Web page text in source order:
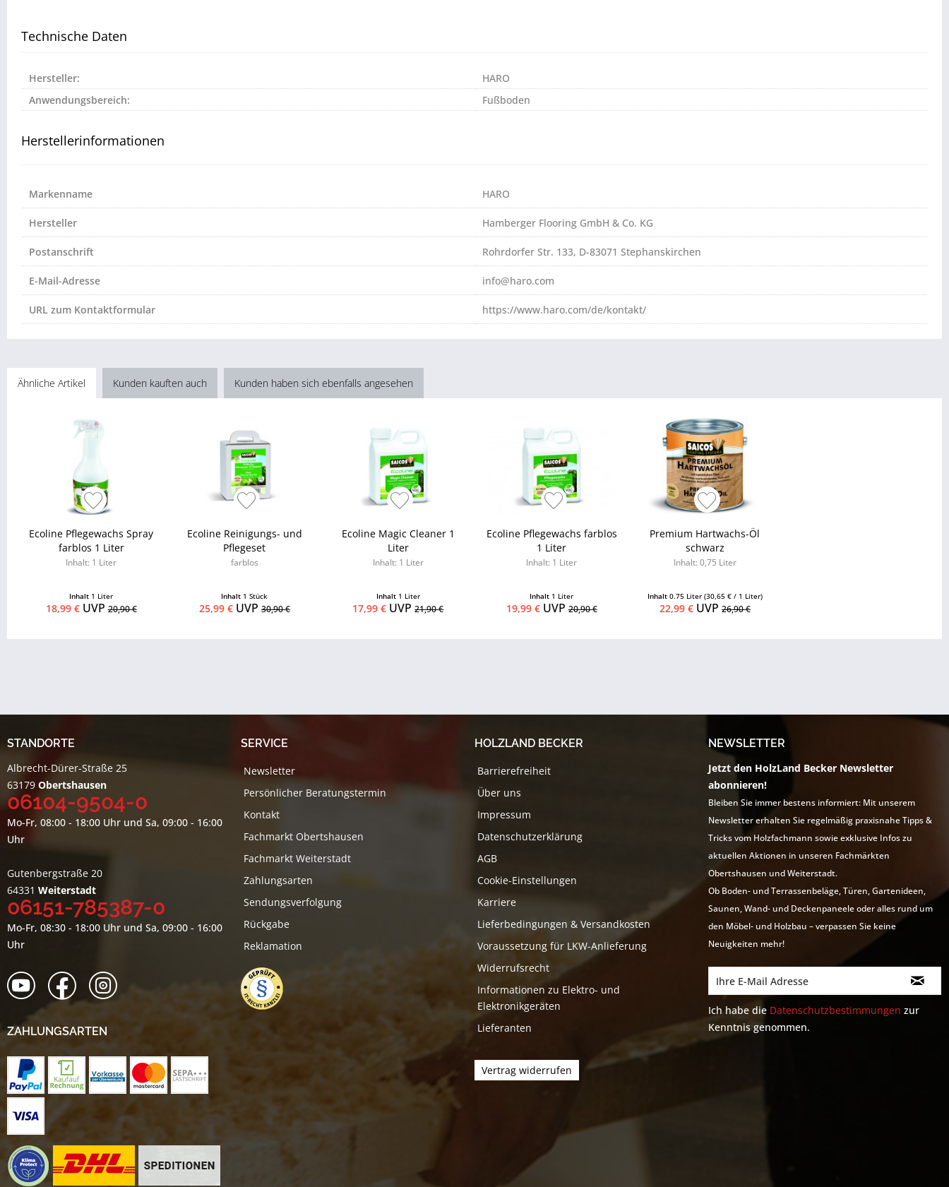
Technische Daten
Hersteller:
HARO
Anwendungsbereich:
Fußboden
Herstellerinformationen
Markenname HARO
Hersteller Hamberger Flooring GmbH & Co. KG
Postanschrift Rohrdorfer Str. 133, D-83071 Stephanskirchen
E-Mail-Adresse info@haro.com
URL zum Kontaktformular https://www.haro.com/de/kontakt/
Ähnliche Artikel Kunden kauften auch Kunden haben sich ebenfalls angesehen
Ecoline Pflegewachs Spray
farblos 1 Liter
Inhalt: 1 Liter
Inhalt 1 Liter
18,99 €UVP20,90 €
Ecoline Reinigungs- und
Pflegeset
farblos
Inhalt 1 Stück
25,99 €UVP 30,90 €
Ecoline Magic Cleaner 1
Liter
Inhalt: 1 Liter
Inhalt 1 Liter
17,99 € UVP21,90 €
Ecoline Pflegewachs farblos
1 Liter
Inhalt: 1 Liter
Inhalt 1 Liter
19,99 €UVP20,90 €
Premium Hartwachs-Öl
schwarz
Inhalt: 0,75 Liter
Inhalt 0.75 Liter (30,65 € / 1 Liter)
22,99 €UVP 26,90 €
STANDORTE
Albrecht-Dürer-Straße 25
63179 Obertshausen
06104-9504-0
Mo-Fr, 08:00 - 18:00 Uhr und Sa, 09:00 - 16:00
Uhr
Gutenbergstraße 20
64331 Weiterstadt
06151-785387-0
Mo-Fr, 08:30 - 18:00 Uhr und Sa, 09:00 - 16:00
Uhr
ZAHLUNGSARTEN
SERVICE
Newsletter
Persönlicher Beratungstermin
Kontakt
Fachmarkt Obertshausen
Fachmarkt Weiterstadt
Zahlungsarten
Sendungsverfolgung
Rückgabe
Reklamation
HOLZLAND BECKER
Barrierefreiheit
Über uns
Impressum
Datenschutzerklärung
AGB
Cookie-Einstellungen
Karriere
Lieferbedingungen & Versandkosten
Voraussetzung für LKW-Anlieferung
Widerrufsrecht
Informationen zu Elektro- und
Elektronikgeräten
Lieferanten
Vertrag widerrufen
NEWSLETTER
Jetzt den HolzLand Becker Newsletter
abonnieren!
Bleiben Sie immer bestens informiert: Mit unserem
Newsletter erhalten Sie regelmäßig praxisnahe Tipps &
Tricks vom Holzfachmann sowie exklusive Infos zu
aktuellen Aktionen in unseren Fachmärkten
Obertshausen und Weiterstadt.
Ob Boden- und Terrassenbeläge, Türen, Gartenideen,
Saunen, Wand- und Deckenpaneele oder alles rund um
den Möbel- und Holzbau – verpassen Sie keine
Neuigkeiten mehr!
Ich habe die Datenschutzbestimmungen zur
Kenntnis genommen.